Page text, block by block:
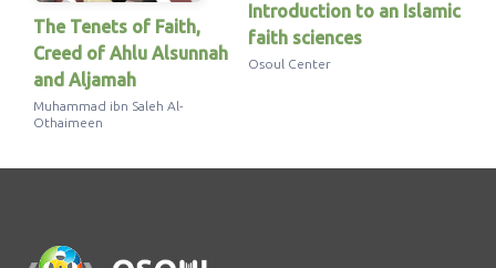
The Tenets of Faith,
Creed of Ahlu Alsunnah
and Aljamah
Muhammad ibn Saleh Al-
Othaimeen
Introduction to an Islamic
faith sciences
Osoul Center